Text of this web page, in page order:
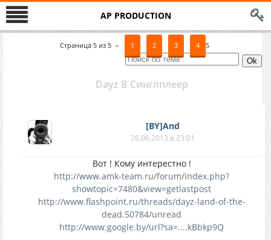
AP PRODUCTION
Страница 5 из 5 « 1 2 3 4 5
Dayz В Синглплеер
[BY]And
26.06.2013 в 23:01
Вот ! Кому интерестно !
http://www.amk-team.ru/forum/index.php?
showtopic=7480&view=getlastpost
http://www.flashpoint.ru/threads/dayz-land-of-the-
dead.50784/unread
http://www.google.by/url?sa=....kBbkp9Q